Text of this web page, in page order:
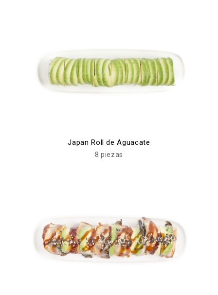
Japan Roll de Aguacate
8 piezas